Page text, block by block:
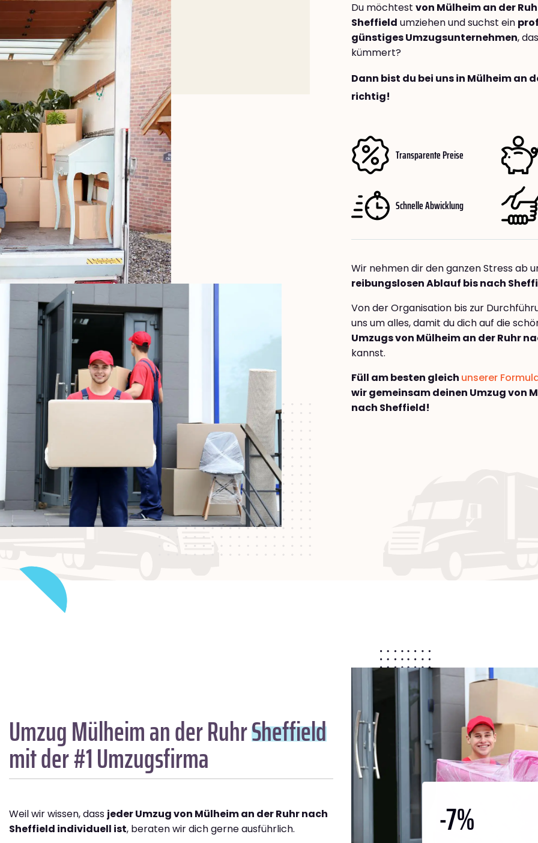
Du möchtest von Mülheim an der
Sheffield umziehen und suchst ein
günstiges Umzugsunternehmen,
kümmert?
Dann bist du bei uns in Mülheim an
richtig!
Transparente Preise
Schnelle Abwicklung
Wir nehmen dir den ganzen Stress ab
reibungslosen Ablauf bis nach
Von der Organisation bis zur
uns um alles, damit du dich auf die
Umzugs von Mülheim an der Ruhr
kannst.
Füll am besten gleich unserer
wir gemeinsam deinen Umzug von
nach Sheffield!
Umzug Mülheim an der RuhrSheffield
mit der #1 Umzugsfirma
Weil wir wissen, dass jeder Umzug von Mülheim an der Ruhr nach
Sheffield individuell ist, beraten wir dich gerne ausführlich.
-7%